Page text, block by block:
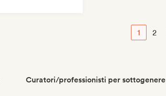
1 2
Curatori/professionisti per sottogenere